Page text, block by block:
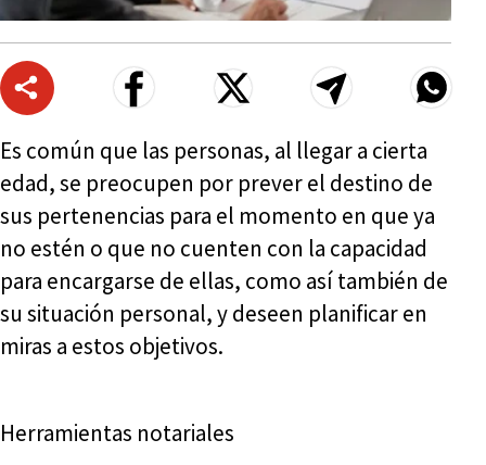
Es común que las personas, al llegar a cierta
edad, se preocupen por prever el destino de
sus pertenencias para el momento en que ya
no estén o que no cuenten con la capacidad
para encargarse de ellas, como así también de
su situación personal, y deseen planificar en
miras a estos objetivos.
Herramientas notariales